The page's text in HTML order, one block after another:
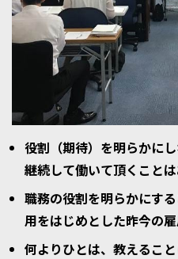
役割（期待）を明らかに
継続して働いて頂くこと
職務の役割を明らかにす
用をはじめとした昨今の
何よりひとは、教えるこ